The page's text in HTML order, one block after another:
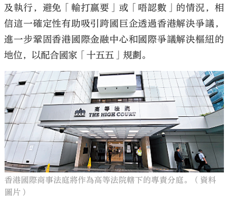
及執行，避免「輸打贏要」或「唔認數」的情況，相
信這一確定性有助吸引跨國巨企透過香港解決爭議，
進一步鞏固香港國際金融中心和國際爭議解決樞紐的
地位，以配合國家「十五五」規劃。
香港國際商事法庭將作為高等法院轄下的專責分庭。（資料
圖片）